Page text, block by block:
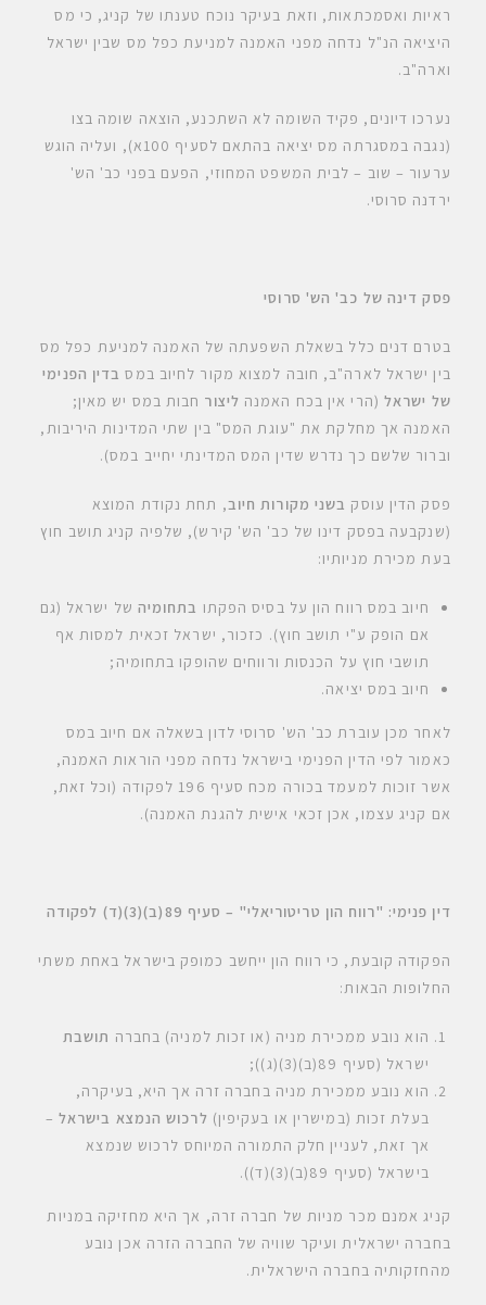
ראיות ואסמכתאות, וזאת בעיקר נוכח טענתו של קניג, כי מס
היציאה הנ"ל נדחה מפני האמנה למניעת כפל מס שבין ישראל
וארה"ב.
נערכו דיונים, פקיד השומה לא השתכנע, הוצאה שומה בצו
(נגבה במסגרתה מס יציאה בהתאם לסעיף 100א), ועליה הוגש
ערעור – שוב – לבית המשפט המחוזי, הפעם בפני כב' הש'
ירדנה סרוסי.
פסק דינה של כב' הש' סרוסי
בטרם דנים כלל בשאלת השפעתה של האמנה למניעת כפל מס
בין ישראל לארה"ב, חובה למצוא מקור לחיוב במס בדין הפנימי
של ישראל (הרי אין בכח האמנה ליצור חבות במס יש מאין;
האמנה אך מחלקת את "עוגת המס" בין שתי המדינות היריבות,
וברור שלשם כך נדרש שדין המס המדינתי יחייב במס).
פסק הדין עוסק בשני מקורות חיוב, תחת נקודת המוצא
(שנקבעה בפסק דינו של כב' הש' קירש), שלפיה קניג תושב חוץ
בעת מכירת מניותיו:
חיוב במס רווח הון על בסיס הפקתו בתחומיה של ישראל (גם
אם הופק ע"י תושב חוץ). כזכור, ישראל זכאית למסות אף
תושבי חוץ על הכנסות ורווחים שהופקו בתחומיה;
חיוב במס יציאה.
לאחר מכן עוברת כב' הש' סרוסי לדון בשאלה אם חיוב במס
כאמור לפי הדין הפנימי בישראל נדחה מפני הוראות האמנה,
אשר זוכות למעמד בכורה מכח סעיף 196 לפקודה (וכל זאת,
אם קניג עצמו, אכן זכאי אישית להגנת האמנה).
דין פנימי: "רווח הון טריטוריאלי" – סעיף 89(ב)(3)(ד) לפקודה
הפקודה קובעת, כי רווח הון ייחשב כמופק בישראל באחת משתי
החלופות הבאות:
הוא נובע ממכירת מניה (או זכות למניה) בחברה תושבת
ישראל (סעיף 89(ב)(3)(ג));
הוא נובע ממכירת מניה בחברה זרה אך היא, בעיקרה,
בעלת זכות (במישרין או בעקיפין) לרכוש הנמצא בישראל –
אך זאת, לעניין חלק התמורה המיוחס לרכוש שנמצא
בישראל (סעיף 89(ב)(3)(ד)).
קניג אמנם מכר מניות של חברה זרה, אך היא מחזיקה במניות
בחברה ישראלית ועיקר שוויה של החברה הזרה אכן נובע
מהחזקותיה בחברה הישראלית.